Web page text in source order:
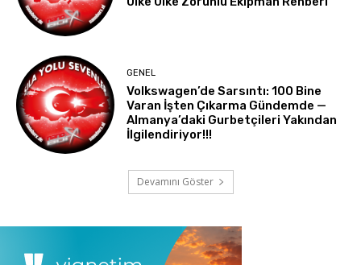
GENEL
Volkswagen’de Sarsıntı: 100 Bine
Varan İşten Çıkarma Gündemde —
Almanya’daki Gurbetçileri Yakından
İlgilendiriyor!!!
Devamını Göster